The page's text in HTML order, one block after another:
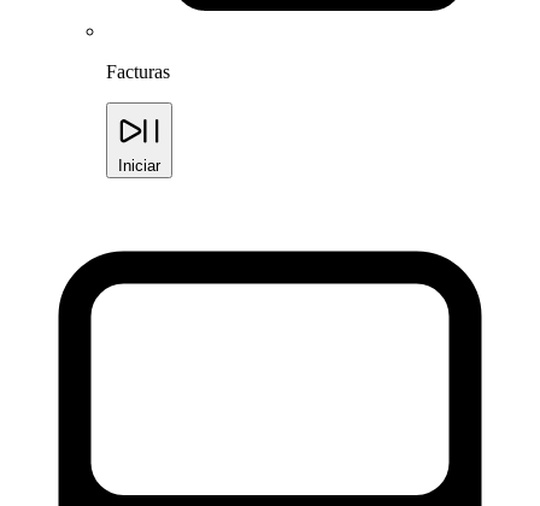
Facturas
Iniciar